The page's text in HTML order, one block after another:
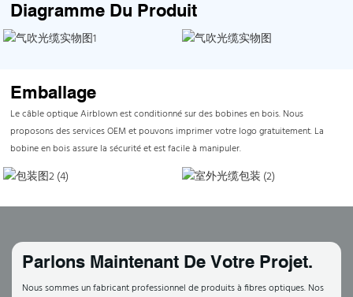
Diagramme Du Produit
Emballage
Le câble optique Airblown est conditionné sur des bobines en bois. Nous
proposons des services OEM et pouvons imprimer votre logo gratuitement. La
bobine en bois assure la sécurité et est facile à manipuler.
Parlons Maintenant De Votre Projet.
Nous sommes un fabricant professionnel de produits à fibres optiques. Nos